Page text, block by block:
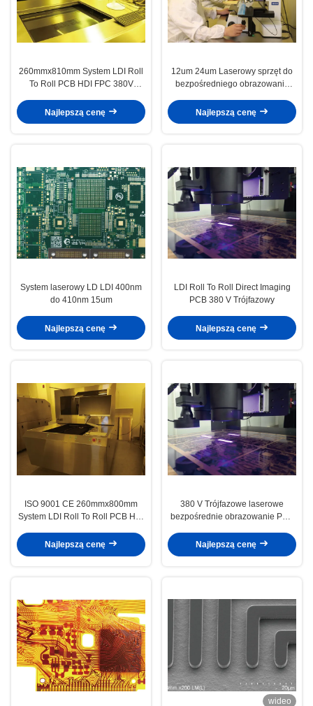
260mmx810mm System LDI Roll
To Roll PCB HDI FPC 380V
Najlepszą cenę
12um 24um Laserowy sprzęt do
bezpośredniego obrazowania
Najlepszą cenę
System laserowy LD LDI 400nm
do 410nm 15um
Najlepszą cenę
LDI Roll To Roll Direct Imaging
PCB 380 V Trójfazowy
Najlepszą cenę
ISO 9001 CE 260mmx800mm
System LDI Roll To Roll PCB HDI
Najlepszą cenę
380 V Trójfazowe laserowe
bezpośrednie obrazowanie PCB
Najlepszą cenę
wideo